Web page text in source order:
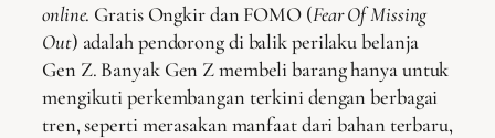
online. Gratis Ongkir dan FOMO (Fear Of Missing
Out) adalah pendorong di balik perilaku belanja
Gen Z. Banyak Gen Z membeli barang hanya untuk
mengikuti perkembangan terkini dengan berbagai
tren, seperti merasakan manfaat dari bahan terbaru,